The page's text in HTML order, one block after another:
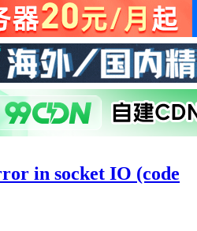
in socket IO (code